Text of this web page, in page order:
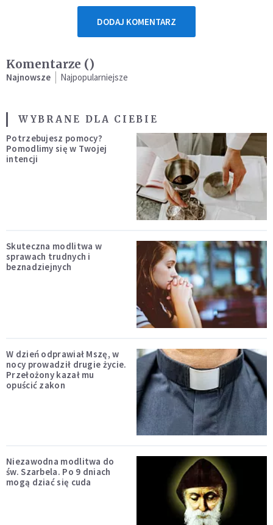
DODAJ KOMENTARZ
Komentarze ()
Najnowsze Najpopularniejsze
WYBRANE DLA CIEBIE
Potrzebujesz pomocy?
Pomodlimy się w Twojej
intencji
Skuteczna modlitwa w
sprawach trudnych i
beznadziejnych
W dzień odprawiał Mszę, w
nocy prowadził drugie życie.
Przełożony kazał mu
opuścić zakon
Niezawodna modlitwa do
św. Szarbela. Po 9 dniach
mogą dziać się cuda